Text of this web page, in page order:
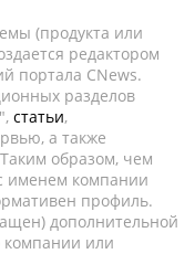
(продукта или
редактором
портала CNews.
разделов
статьи,
а также
образом, чем
именем компании
профиль.
дополнительной
или